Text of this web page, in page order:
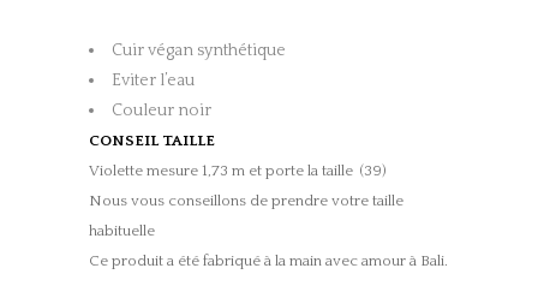
Cuir végan synthétique
Eviter l’eau
Couleur noir
CONSEIL TAILLE
Violette mesure 1,73 m et porte la taille (39)
Nous vous conseillons de prendre votre taille
habituelle
Ce produit a été fabriqué à la main avec amour à Bali.